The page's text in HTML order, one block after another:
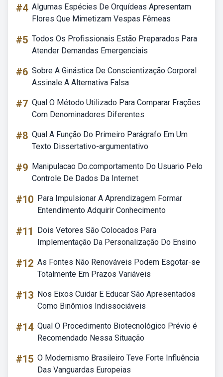
#4 Algumas Espécies De Orquídeas Apresentam
Flores Que Mimetizam Vespas Fêmeas
#5 Todos Os Profissionais Estão Preparados Para
Atender Demandas Emergenciais
#6 Sobre A Ginástica De Conscientização Corporal
Assinale A Alternativa Falsa
#7 Qual O Método Utilizado Para Comparar Frações
Com Denominadores Diferentes
#8 Qual A Função Do Primeiro Parágrafo Em Um
Texto Dissertativo-argumentativo
#9 Manipulacao Do.comportamento Do Usuario Pelo
Controle De Dados Da Internet
#10 Para Impulsionar A Aprendizagem Formar
Entendimento Adquirir Conhecimento
#11
Dois Vetores São Colocados Para
Implementação Da Personalização Do Ensino
#12 As Fontes Não Renováveis Podem Esgotar-se
Totalmente Em Prazos Variáveis
#13 Nos Eixos Cuidar E Educar São Apresentados
Como Binômios Indissociáveis
#14 Qual O Procedimento Biotecnológico Prévio é
Recomendado Nessa Situação
#15 O Modernismo Brasileiro Teve Forte Influência
Das Vanguardas Europeias